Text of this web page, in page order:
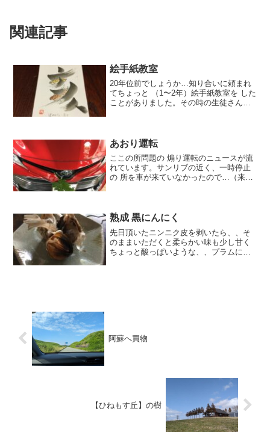
関連記事
絵手紙教室
20年位前でしょうか…知り合いに頼まれ
てちょっと （1〜2年）絵手紙教室を した
ことがありました。その時の生徒さんの
んね今年もあ...
あおり運転
ここの所問題の 煽り運転のニュースが流
れています。サンリブの近く、一時停止
の 所を車が来ていなかったので…（来て
ど。。それからはそ...
熟成 黒にんにく
先日頂いたニンニク皮を剥いたら、、そ
のままいただくと柔らかい味も少し甘く
ちょっと酸っぱいような、、プラムに似
阿蘇へ買物
【ひねもす丘】の樹